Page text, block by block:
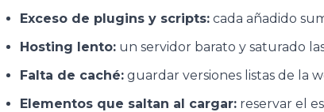
Exceso de plugins y scripts: cada añadido
Hosting lento: un servidor barato y saturado
Falta de caché: guardar versiones listas de la
Elementos que saltan al cargar: reservar el